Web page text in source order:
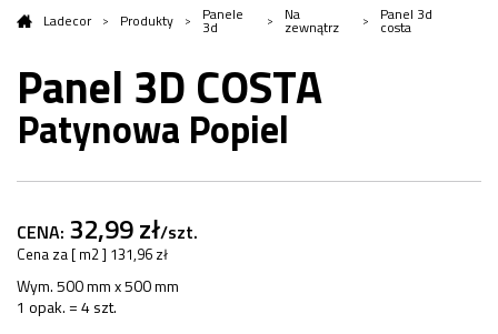
Ladecor Produkty Panele
3d
Na
zewnątrz
Panel 3d
costa
Panel 3D COSTA
Patynowa Popiel
CENA: 32,99 zł/szt.
Cena za [ m2 ] 131,96 zł
Wym. 500 mm x 500 mm
1 opak. = 4 szt.